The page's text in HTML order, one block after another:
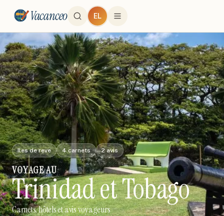
Vacanceo EL
Iles de reve 4carnets 2avis
VOYAGEAU
Trinidad et Tobago
Carnets, hôtels et avis voyageurs